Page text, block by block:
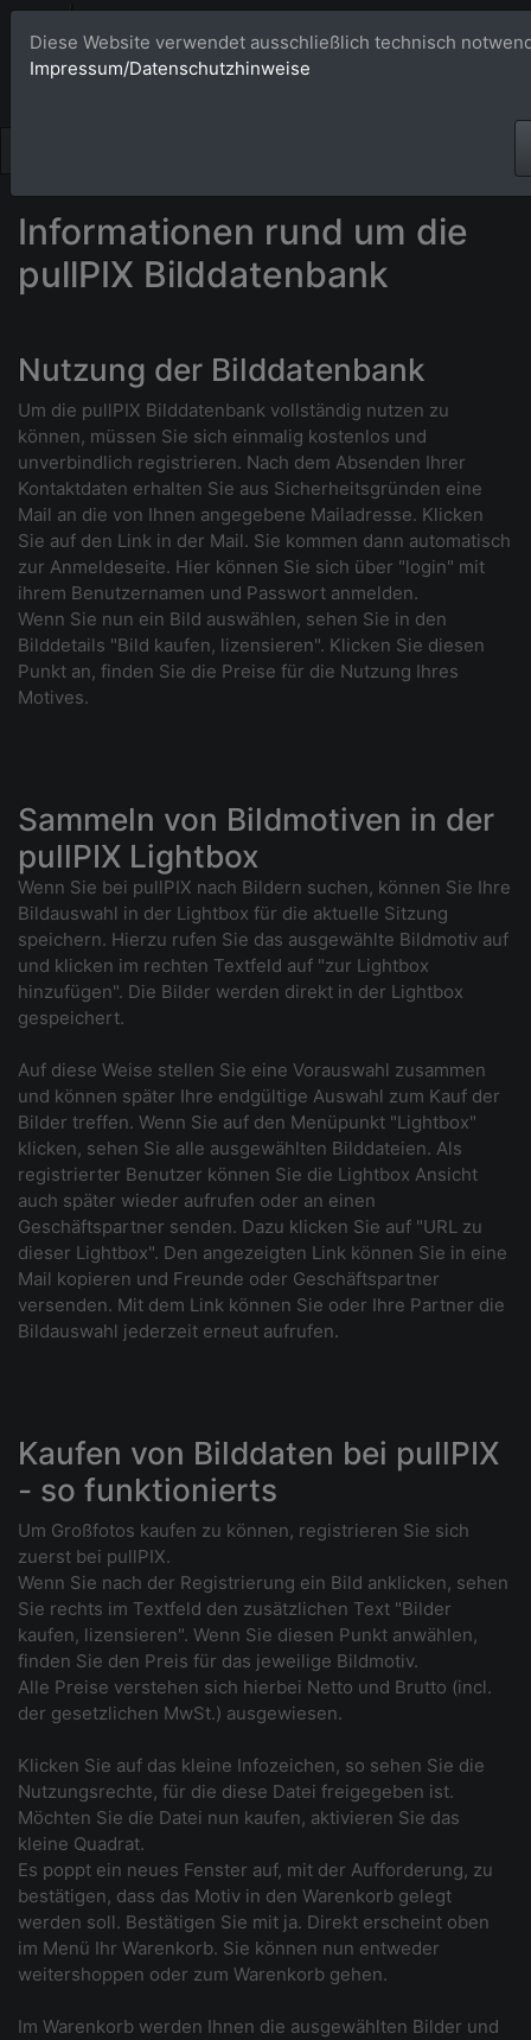
Bildagentur
Informationen rund um die
pullPIX Bilddatenbank
Nutzung der Bilddatenbank
Um die pullPIX Bilddatenbank vollständig nutzen zu
können, müssen Sie sich einmalig kostenlos und
unverbindlich registrieren. Nach dem Absenden Ihrer
Kontaktdaten erhalten Sie aus Sicherheitsgründen eine
Mail an die von Ihnen angegebene Mailadresse. Klicken
Sie auf den Link in der Mail. Sie kommen dann automatisch
zur Anmeldeseite. Hier können Sie sich über "login" mit
ihrem Benutzernamen und Passwort anmelden.
Wenn Sie nun ein Bild auswählen, sehen Sie in den
Bilddetails "Bild kaufen, lizensieren". Klicken Sie diesen
Punkt an, finden Sie die Preise für die Nutzung Ihres
Motives.
Sammeln von Bildmotiven in der
pullPIX Lightbox
Wenn Sie bei pullPIX nach Bildern suchen, können Sie Ihre
Bildauswahl in der Lightbox für die aktuelle Sitzung
speichern. Hierzu rufen Sie das ausgewählte Bildmotiv auf
und klicken im rechten Textfeld auf "zur Lightbox
hinzufügen". Die Bilder werden direkt in der Lightbox
gespeichert.
Auf diese Weise stellen Sie eine Vorauswahl zusammen
und können später Ihre endgültige Auswahl zum Kauf der
Bilder treffen. Wenn Sie auf den Menüpunkt "Lightbox"
klicken, sehen Sie alle ausgewählten Bilddateien. Als
registrierter Benutzer können Sie die Lightbox Ansicht
auch später wieder aufrufen oder an einen
Geschäftspartner senden. Dazu klicken Sie auf "URL zu
dieser Lightbox". Den angezeigten Link können Sie in eine
Mail kopieren und Freunde oder Geschäftspartner
versenden. Mit dem Link können Sie oder Ihre Partner die
Bildauswahl jederzeit erneut aufrufen.
Kaufen von Bilddaten bei pullPIX
- so funktionierts
Um Großfotos kaufen zu können, registrieren Sie sich
zuerst bei pullPIX.
Wenn Sie nach der Registrierung ein Bild anklicken, sehen
Sie rechts im Textfeld den zusätzlichen Text "Bilder
kaufen, lizensieren". Wenn Sie diesen Punkt anwählen,
finden Sie den Preis für das jeweilige Bildmotiv.
Alle Preise verstehen sich hierbei Netto und Brutto (incl.
der gesetzlichen MwSt.) ausgewiesen.
Klicken Sie auf das kleine Infozeichen, so sehen Sie die
Nutzungsrechte, für die diese Datei freigegeben ist.
Möchten Sie die Datei nun kaufen, aktivieren Sie das
kleine Quadrat.
Es poppt ein neues Fenster auf, mit der Aufforderung, zu
bestätigen, dass das Motiv in den Warenkorb gelegt
werden soll. Bestätigen Sie mit ja. Direkt erscheint oben
im Menü Ihr Warenkorb. Sie können nun entweder
weitershoppen oder zum Warenkorb gehen.
Im Warenkorb werden Ihnen die ausgewählten Bilder und
Diese Website verwendet ausschließlich technisch
Impressum/Datenschutzhinweise